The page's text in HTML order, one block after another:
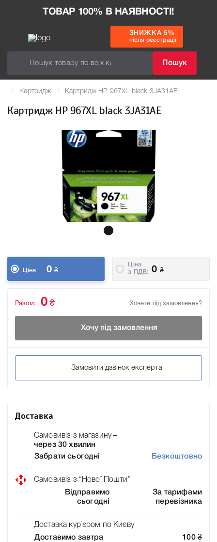
ТОВАР 100% В НАЯВНОСТІ!
Пошук
ЗНИЖКА 5%
після реєстрації
Картриджі Картридж HP 967XL black 3JA31AE
Картридж HP 967XL black 3JA31AE
Ціна 0 ₴
Ціна
з ПДВ:
0 ₴
Хочете під замовлення?
Разом: 0 ₴
Хочу під замовлення
Замовити дзвінок експерта
Доставка
Самовивіз з магазину –
через 30 хвилин
Забрати сьогодні
Безкоштовно
Самовивіз з “Нової Пошти”
Відправимо
сьогодні
За тарифами
перевізника
Доставка кур`єром по Києву
Доставимо завтра
100 ₴